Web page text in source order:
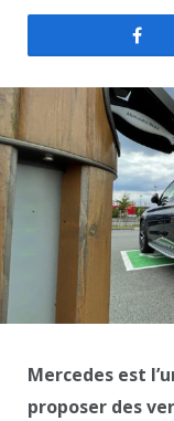
Mercedes est
proposer des